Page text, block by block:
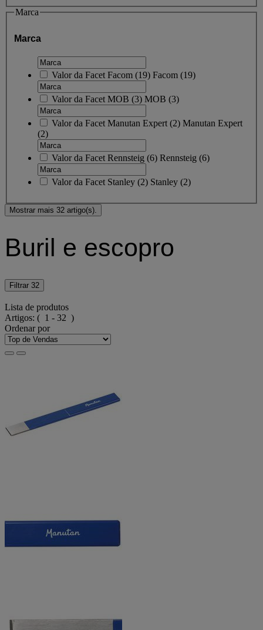
Marca
Marca
Valor da Facet Facom (19) Facom (19)
Valor da Facet MOB (3) MOB (3)
Valor da Facet Manutan Expert (2) Manutan Expert
(2)
Valor da Facet Rennsteig (6) Rennsteig (6)
Valor da Facet Stanley (2) Stanley (2)
Mostrar mais 32 artigo(s).
Buril e escopro
Filtrar 32
Lista de produtos
Artigos: ( 1 - 32 )
Ordenar por